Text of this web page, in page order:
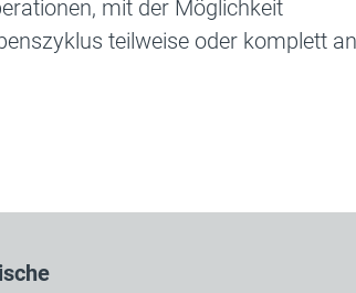
mit der Möglichkeit
teilweise oder komplett